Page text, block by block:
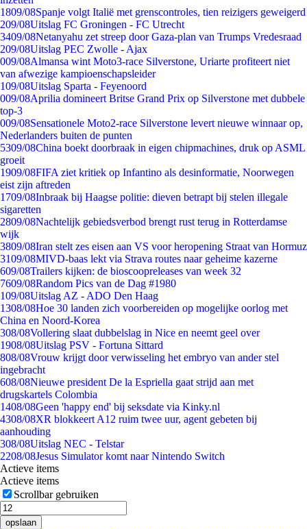
1809/08Spanje volgt Italië met grenscontroles, tien reizigers geweigerd
209/08Uitslag FC Groningen - FC Utrecht
3409/08Netanyahu zet streep door Gaza-plan van Trumps Vredesraad
209/08Uitslag PEC Zwolle - Ajax
009/08Almansa wint Moto3-race Silverstone, Uriarte profiteert niet
van afwezige kampioenschapsleider
109/08Uitslag Sparta - Feyenoord
009/08Aprilia domineert Britse Grand Prix op Silverstone met dubbele
top-3
009/08Sensationele Moto2-race Silverstone levert nieuwe winnaar op,
Nederlanders buiten de punten
5309/08China boekt doorbraak in eigen chipmachines, druk op ASML
groeit
1909/08FIFA ziet kritiek op Infantino als desinformatie, Noorwegen
eist zijn aftreden
1709/08Inbraak bij Haagse politie: dieven betrapt bij stelen illegale
sigaretten
2809/08Nachtelijk gebiedsverbod brengt rust terug in Rotterdamse
wijk
3809/08Iran stelt zes eisen aan VS voor heropening Straat van Hormuz
3109/08MIVD-baas lekt via Strava routes naar geheime kazerne
609/08Trailers kijken: de bioscoopreleases van week 32
7609/08Random Pics van de Dag #1980
109/08Uitslag AZ - ADO Den Haag
1308/08Hoe 30 landen zich voorbereiden op mogelijke oorlog met
China en Noord-Korea
308/08Vollering slaat dubbelslag in Nice en neemt geel over
1908/08Uitslag PSV - Fortuna Sittard
808/08Vrouw krijgt door verwisseling het embryo van ander stel
ingebracht
608/08Nieuwe president De la Espriella gaat strijd aan met
drugskartels Colombia
1408/08Geen 'happy end' bij seksdate via Kinky.nl
4308/08XR blokkeert A12 ruim twee uur, agent gebeten bij
aanhouding
308/08Uitslag NEC - Telstar
2208/08Jesus Simulator komt naar Nintendo Switch
Actieve items
Actieve items
Scrollbar gebruiken
opslaan